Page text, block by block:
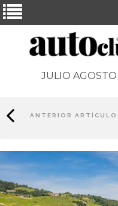
JULIO AGOSTO
ANTERIOR ARTÍCULO